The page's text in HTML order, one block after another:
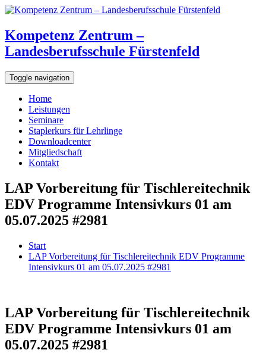
Kompetenz Zentrum –
Landesberufsschule Fürstenfeld
Toggle navigation
Home
Leistungen
Seminare
Staplerkurs für Lehrlinge
Downloadcenter
Mitgliedschaft
Kontakt
LAP Vorbereitung für Tischlereitechnik
EDV Programme Intensivkurs 01 am
05.07.2025 #2981
Start
LAP Vorbereitung für Tischlereitechnik EDV Programme
Intensivkurs 01 am 05.07.2025 #2981
LAP Vorbereitung für Tischlereitechnik
EDV Programme Intensivkurs 01 am
05.07.2025 #2981